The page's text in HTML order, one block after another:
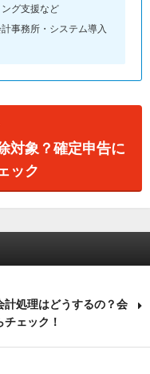
グ支援など
事務所・システム導入
対象？確定申告に
ック
計処理はどうするの？会
ェック！